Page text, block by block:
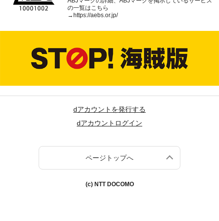
の一覧はこちら
→https://aebs.or.jp/
dアカウントを発行する
dアカウントログイン
ページトップへ
(c) NTT DOCOMO